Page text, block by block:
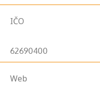
IČO
62690400
Web